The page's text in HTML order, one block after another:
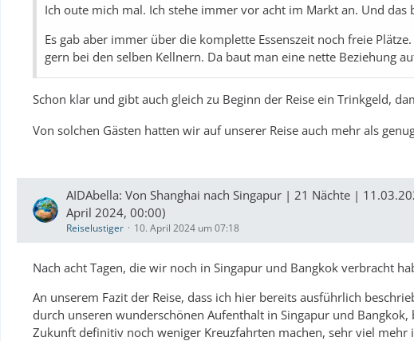
Ich oute mich mal. Ich stehe immer vor acht im Markt an. Und
Es gab aber immer über die komplette Essenszeit noch freie
gern bei den selben Kellnern. Da baut man eine nette Beziehung
Schon klar und gibt auch gleich zu Beginn der Reise ein Trinkgeld,
Von solchen Gästen hatten wir auf unserer Reise auch mehr als
AIDAbella: Von Shanghai nach Singapur | 21 Nächte |
April 2024, 00:00)
Reiselustiger 10. April 2024 um 07:18
Nach acht Tagen, die wir noch in Singapur und Bangkok verbracht
An unserem Fazit der Reise, dass ich hier bereits ausführlich
durch unseren wunderschönen Aufenthalt in Singapur und
Zukunft definitiv noch weniger Kreuzfahrten machen, sehr viel